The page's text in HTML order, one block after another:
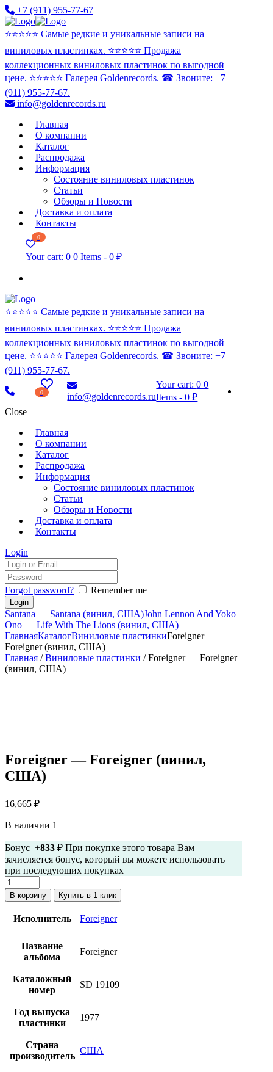
+7 (911) 955-77-67
⭐️⭐️⭐️⭐️⭐️ Самые редкие и уникальные записи на
виниловых пластинках. ⭐️⭐️⭐️⭐️⭐️ Продажа
коллекционных виниловых пластинок по выгодной
цене. ⭐️⭐️⭐️⭐️⭐️ Галерея Goldenrecords. ☎ Звоните: +7
(911) 955-77-67.
info@goldenrecords.ru
Главная
О компании
Каталог
Распродажа
Информация
Состояние виниловых пластинок
Статьи
Обзоры и Новости
Доставка и оплата
Контакты
0
Your cart: 0 0 Items - 0 ₽
⭐️⭐️⭐️⭐️⭐️ Самые редкие и уникальные записи на
виниловых пластинках. ⭐️⭐️⭐️⭐️⭐️ Продажа
коллекционных виниловых пластинок по выгодной
цене. ⭐️⭐️⭐️⭐️⭐️ Галерея Goldenrecords. ☎ Звоните: +7
(911) 955-77-67.
0 info@goldenrecords.ru
Your cart: 00
Items -0 ₽
Close
Главная
О компании
Каталог
Распродажа
Информация
Состояние виниловых пластинок
Статьи
Обзоры и Новости
Доставка и оплата
Контакты
Login
Forgot password? Remember me
Santana — Santana (винил, США)John Lennon And Yoko
Ono — Life With The Lions (винил, США)
ГлавнаяКаталогВиниловые пластинкиForeigner —
Foreigner (винил, США)
Главная /Виниловые пластинки / Foreigner — Foreigner
(винил, США)
Foreigner — Foreigner (винил,
США)
16,665 ₽
В наличии 1
Бонус +833 ₽ При покупке этого товара Вам
зачисляется бонус, который вы можете использовать
при последующих покупках
Количество
товара
Foreigner
Foreigner
США)
В корзину Купить в 1 клик
Исполнитель Foreigner
Название
альбома
Foreigner
Каталожный
номер
SD 19109
Год выпуска
пластинки
1977
Страна
производитель
США